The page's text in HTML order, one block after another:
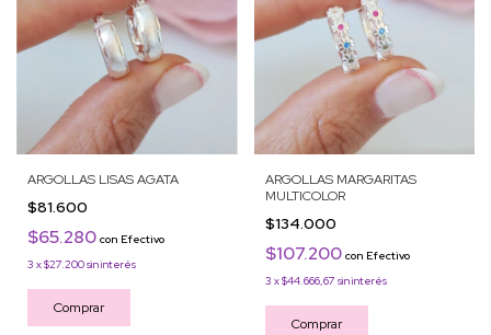
ARGOLLAS LISAS AGATA
$81.600
$65.280 con Efectivo
3 x$27.200sin interés
Comprar
ARGOLLAS MARGARITAS
MULTICOLOR
$134.000
$107.200 con Efectivo
3 x$44.666,67 sin interés
Comprar